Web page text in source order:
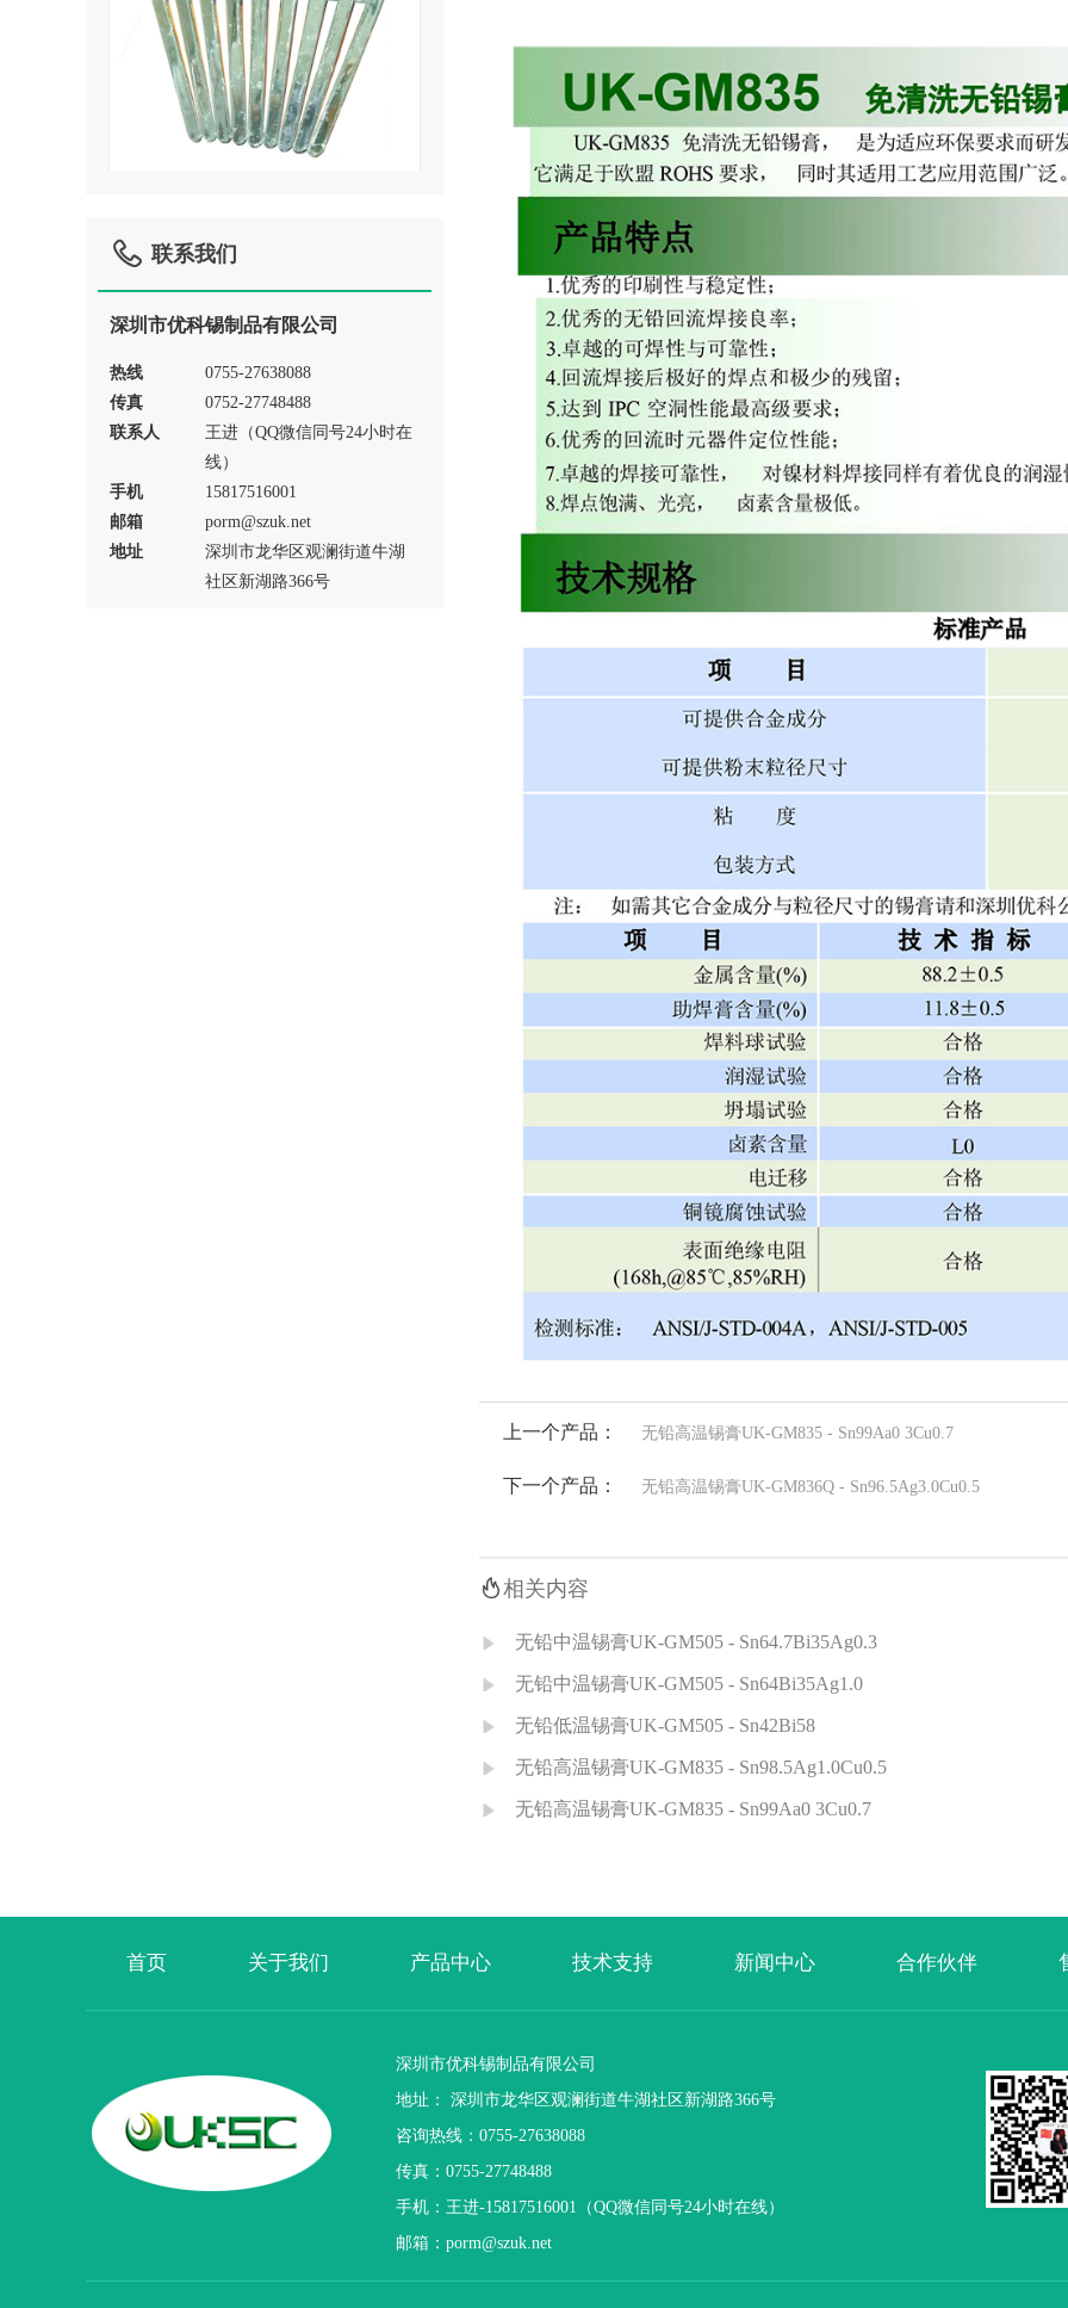
 联系我们
深圳市优科锡制品有限公司
热线
0755-27638088
传真
0752-27748488
联系人
王进（QQ微信同号24小时在
线）
手机
15817516001
邮箱
porm@szuk.net
地址
深圳市龙华区观澜街道牛湖
社区新湖路366号
上一个产品： 无铅高温锡膏UK-GM835 - Sn99Aa0 3Cu0.7
下一个产品： 无铅高温锡膏UK-GM836Q - Sn96.5Ag3.0Cu0.5
相关内容
无铅中温锡膏UK-GM505 - Sn64.7Bi35Ag0.3
无铅中温锡膏UK-GM505 - Sn64Bi35Ag1.0
无铅低温锡膏UK-GM505 - Sn42Bi58
无铅高温锡膏UK-GM835 - Sn98.5Ag1.0Cu0.5
无铅高温锡膏UK-GM835 - Sn99Aa0 3Cu0.7
首页 关于我们 产品中心 技术支持 新闻中心 合作伙伴
深圳市优科锡制品有限公司
地址： 深圳市龙华区观澜街道牛湖社区新湖路366号
咨询热线：0755-27638088
传真：0755-27748488
手机：王进-15817516001（QQ微信同号24小时在线）
邮箱：porm@szuk.net